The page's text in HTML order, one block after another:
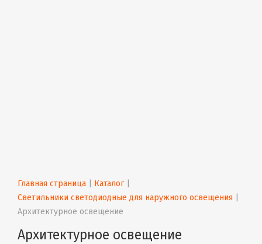
Главная страница Каталог |
Светильники светодиодные для наружного освещения
Архитектурное освещение
Архитектурное освещение